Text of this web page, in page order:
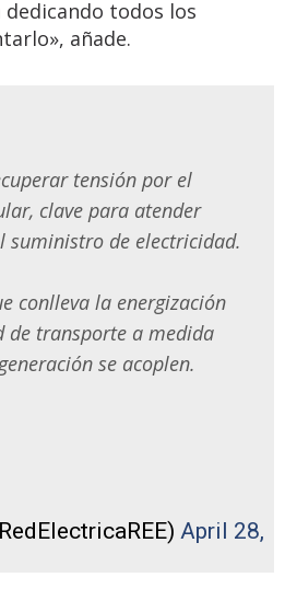
dedicando todos los
añade.
tensión por el
clave para atender
suministro de electricidad.
conlleva la energización
de transporte a medida
se acoplen.
April 28,